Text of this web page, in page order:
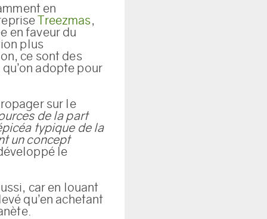
en
Treezmas,
en faveur du
plus
ce sont des
adopte pour
sur le
de la part
typique de la
un concept
le
car en louant
qu’en achetant